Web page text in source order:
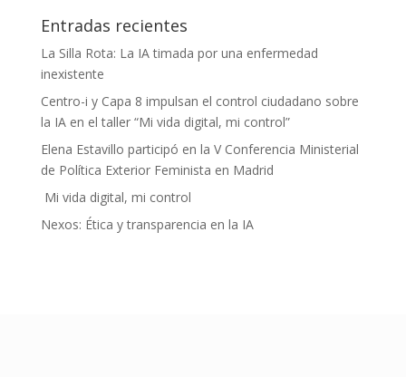
Entradas recientes
La Silla Rota: La IA timada por una enfermedad
inexistente
Centro-i y Capa 8 impulsan el control ciudadano sobre
la IA en el taller “Mi vida digital, mi control”
Elena Estavillo participó en la V Conferencia Ministerial
de Política Exterior Feminista en Madrid
Mi vida digital, mi control
Nexos: Ética y transparencia en la IA